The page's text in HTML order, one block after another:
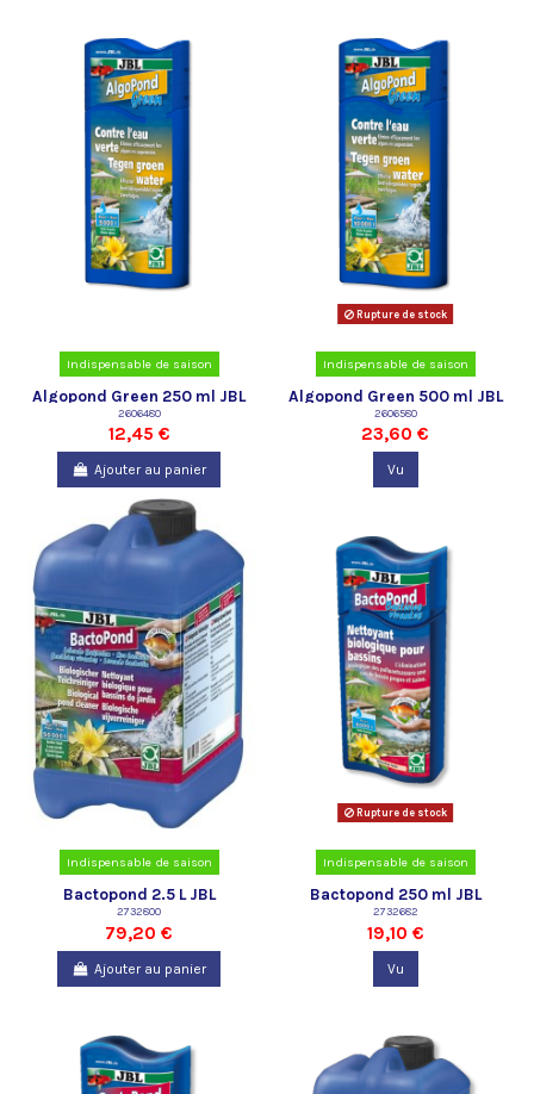
Indispensable de saison
Algopond Green 250 ml JBL
2606480
12,45 €
Ajouter au panier
Rupture de stock
Indispensable de saison
Algopond Green 500 ml JBL
2606580
23,60 €
Vu
Indispensable de saison
Bactopond 2.5 L JBL
2732800
79,20 €
Ajouter au panier
Rupture de stock
Indispensable de saison
Bactopond 250 ml JBL
2732682
19,10 €
Vu